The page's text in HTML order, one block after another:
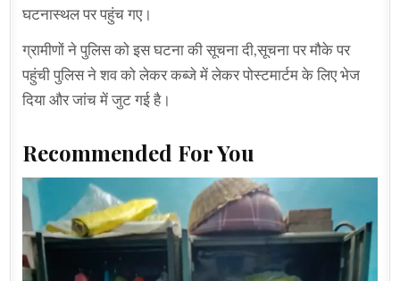
घटनास्थल पर पहुंच गए।
ग्रामीणों ने पुलिस को इस घटना की सूचना दी,सूचना पर मौके पर
पहुंची पुलिस ने शव को लेकर कब्जे में लेकर पोस्टमार्टम के लिए भेज
दिया और जांच में जुट गई है।
Recommended For You